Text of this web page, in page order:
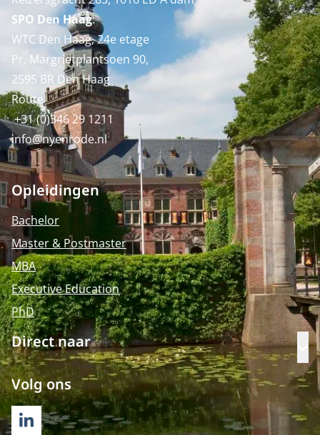
SPO Den Haag:
WTC Den Haag, 24e etage
Pr. Margrietplantsoen 90,
2595 BR Den Haag
Route
+31 (0)346 29 1211
info@nyenrode.nl
Opleidingen
Bachelor
Master & Postmaster
MBA
Executive Education
PhD
Direct naar
Volg ons
LINKEDIN